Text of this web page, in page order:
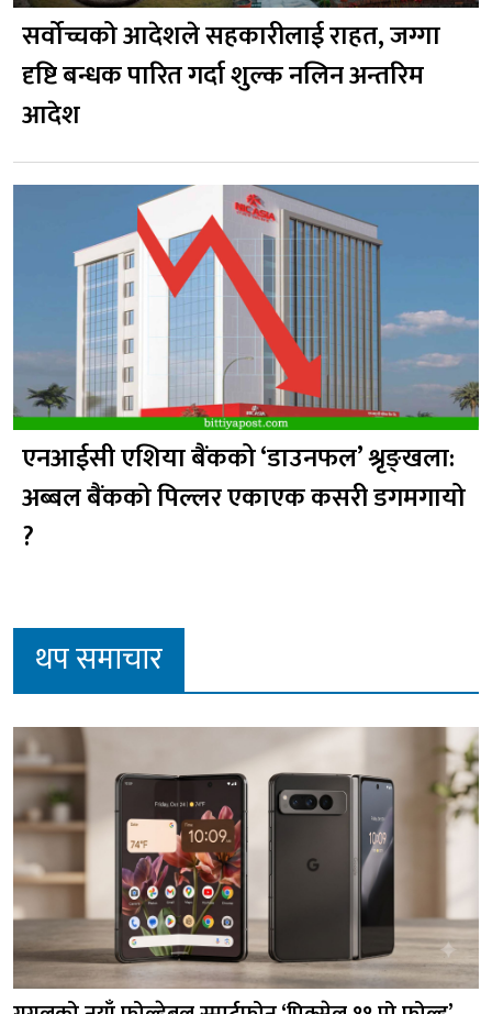
सर्वोच्चको आदेशले सहकारीलाई राहत, जग्गा
दृष्टि बन्धक पारित गर्दा शुल्क नलिन अन्तरिम
आदेश
एनआईसी एशिया बैंकको ‘डाउनफल’ श्रृङ्खला:
अब्बल बैंकको पिल्लर एकाएक कसरी डगमगायो
?
थप समाचार